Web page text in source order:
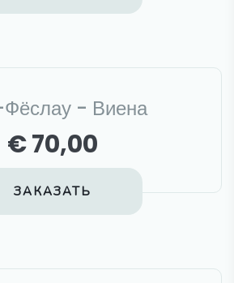
- Виена
€ 70,00
ЗАКАЗАТЬ